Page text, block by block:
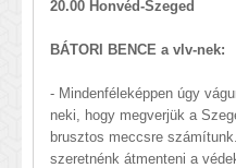
20.00 Honvéd-Szeged
BÁTORI BENCE a vlv-nek:
- Mindenféleképpen úgy
neki, hogy megverjük a
brusztos meccsre
szeretnénk átmenteni a